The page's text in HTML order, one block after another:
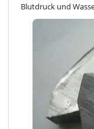
Blutdruck und